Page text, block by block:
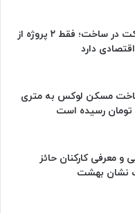
شوک به بازار مشارکت در ساخت؛ فقط ۲ پروژه از
مسکن لوکس به متری
و معرفی کارکنان حائز
نشان بهشت